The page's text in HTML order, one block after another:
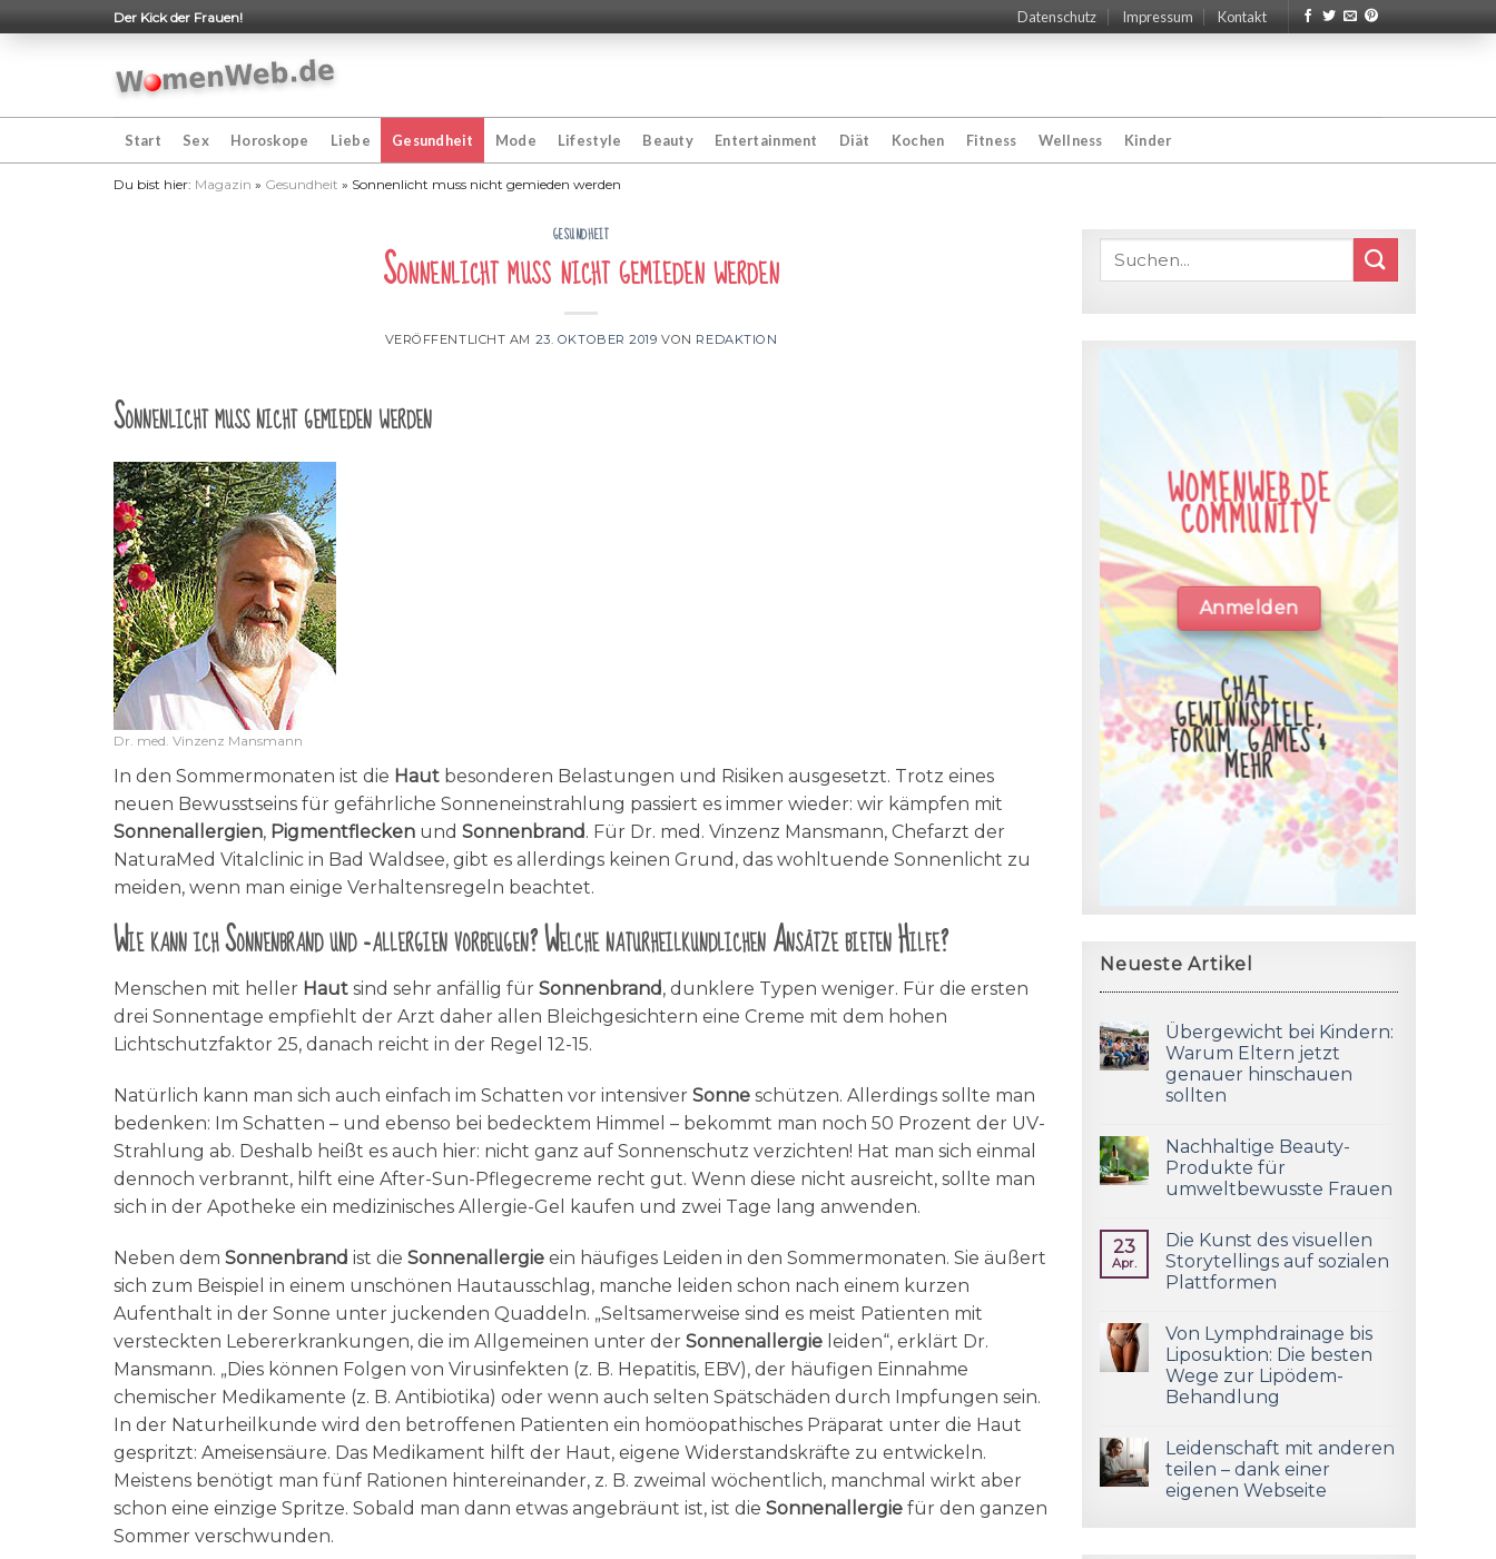
to
Der Kick der Frauen! Datenschutz Impressum Kontakt
Start Sex Horoskope Liebe Gesundheit Mode Lifestyle Beauty Entertainment Diät Kochen Fitness Wellness Kinder
Du bist hier: Magazin » Gesundheit » Sonnenlicht muss nicht gemieden werden
GESUNDHEIT
Sonnenlicht muss nicht gemieden werden
VERÖFFENTLICHT AM 23. OKTOBER 2019 VON REDAKTION
Sonnenlicht muss nicht gemieden werden
Dr. med. Vinzenz Mansmann
In den Sommermonaten ist die Haut besonderen Belastungen und Risiken ausgesetzt. Trotz eines
neuen Bewusstseins für gefährliche Sonneneinstrahlung passiert es immer wieder: wir kämpfen mit
Sonnenallergien, Pigmentflecken und Sonnenbrand. Für Dr. med. Vinzenz Mansmann, Chefarzt der
NaturaMed Vitalclinic in Bad Waldsee, gibt es allerdings keinen Grund, das wohltuende Sonnenlicht zu
meiden, wenn man einige Verhaltensregeln beachtet.
Wie kann ich Sonnenbrand und -allergien vorbeugen? Welche naturheilkundlichen Ansätze bieten Hilfe?
Menschen mit heller Haut sind sehr anfällig für Sonnenbrand, dunklere Typen weniger. Für die ersten
drei Sonnentage empfiehlt der Arzt daher allen Bleichgesichtern eine Creme mit dem hohen
Lichtschutzfaktor 25, danach reicht in der Regel 12-15.
Natürlich kann man sich auch einfach im Schatten vor intensiver Sonne schützen. Allerdings sollte man
bedenken: Im Schatten – und ebenso bei bedecktem Himmel – bekommt man noch 50 Prozent der UV-
Strahlung ab. Deshalb heißt es auch hier: nicht ganz auf Sonnenschutz verzichten! Hat man sich einmal
dennoch verbrannt, hilft eine After-Sun-Pflegecreme recht gut. Wenn diese nicht ausreicht, sollte man
sich in der Apotheke ein medizinisches Allergie-Gel kaufen und zwei Tage lang anwenden.
Neben dem Sonnenbrand ist die Sonnenallergie ein häufiges Leiden in den Sommermonaten. Sie äußert
sich zum Beispiel in einem unschönen Hautausschlag, manche leiden schon nach einem kurzen
Aufenthalt in der Sonne unter juckenden Quaddeln. „Seltsamerweise sind es meist Patienten mit
versteckten Lebererkrankungen, die im Allgemeinen unter der Sonnenallergie leiden“, erklärt Dr.
Mansmann. „Dies können Folgen von Virusinfekten (z. B. Hepatitis, EBV), der häufigen Einnahme
chemischer Medikamente (z. B. Antibiotika) oder wenn auch selten Spätschäden durch Impfungen sein.
In der Naturheilkunde wird den betroffenen Patienten ein homöopathisches Präparat unter die Haut
gespritzt: Ameisensäure. Das Medikament hilft der Haut, eigene Widerstandskräfte zu entwickeln.
Meistens benötigt man fünf Rationen hintereinander, z. B. zweimal wöchentlich, manchmal wirkt aber
schon eine einzige Spritze. Sobald man dann etwas angebräunt ist, ist die Sonnenallergie für den ganzen
Sommer verschwunden.
WOMENWEB.DE
COMMUNITY
Anmelden
CHAT,
GEWINNSPIELE,
FORUM, GAMES &
MEHR
Neueste Artikel
Übergewicht bei Kindern:
Warum Eltern jetzt
genauer hinschauen
sollten
Nachhaltige Beauty-
Produkte für
umweltbewusste Frauen
23
Apr.
Die Kunst des visuellen
Storytellings auf sozialen
Plattformen
Von Lymphdrainage bis
Liposuktion: Die besten
Wege zur Lipödem-
Behandlung
Leidenschaft mit anderen
teilen – dank einer
eigenen Webseite